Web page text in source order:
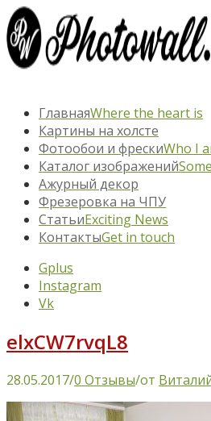
ГлавнаяWhere the heart is
Картины на холсте
Фотообои и фрескиWho I
Каталог изображений
Ажурный декор
Фрезеровка на ЧПУ
СтатьиExciting News
КонтактыGet in touch
Gplus
Instagram
Vk
elxCW7rvqL8
28.05.2017/0 Отзывы/от